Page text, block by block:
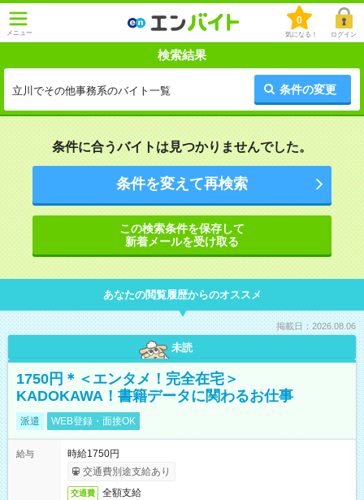
メニュー
0
気になる！ ログイン
検索結果
立川でその他事務系のバイト一覧 条件の変更
条件に合うバイトは見つかりませんでした。
条件を変えて再検索
この検索条件を保存して
新着メールを受け取る
あなたの閲覧履歴からのオススメ
掲載日：2026.08.06
未読
1750円＊＜エンタメ！完全在宅＞
KADOKAWA！書籍データに関わるお仕事
派遣 WEB登録・面接OK
給与
時給1750円
交通費別途支給あり
交通費 全額支給